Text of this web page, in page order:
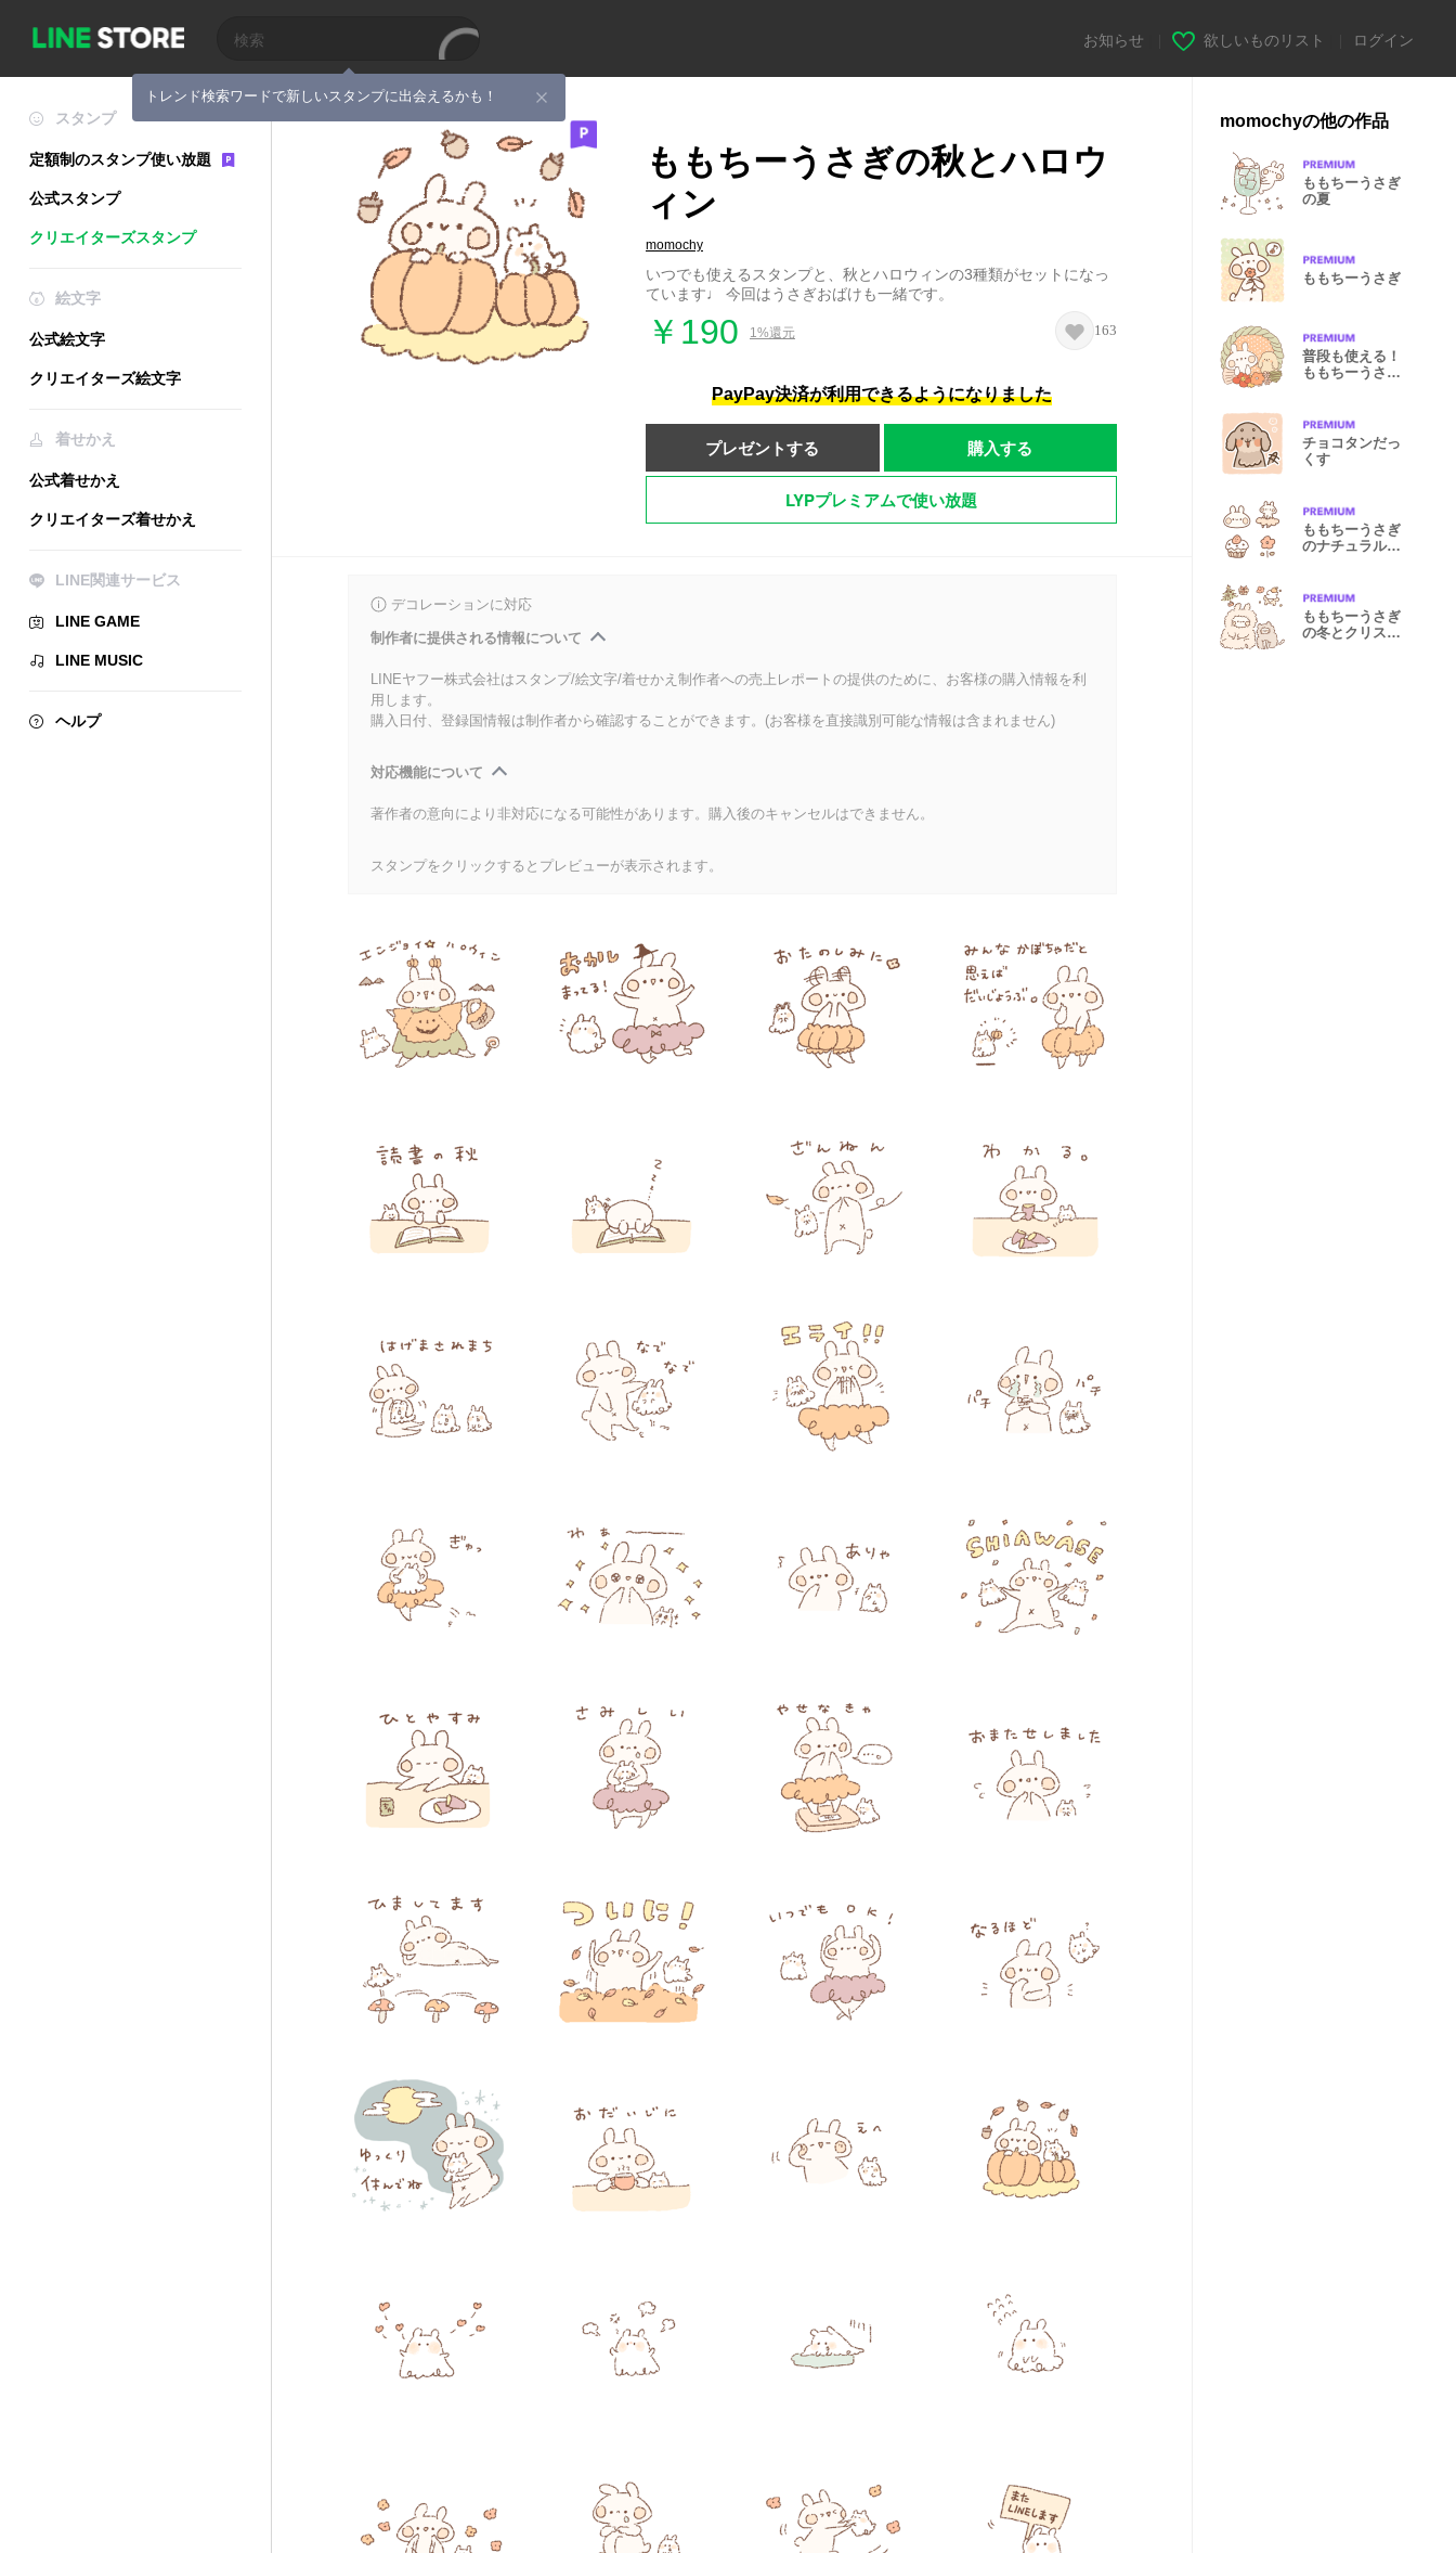
トレンド検索ワードで新しいスタンプに出会えるかも！
お知らせ 欲しいものリスト ログイン
スタンプ
定額制のスタンプ使い放題
公式スタンプ
クリエイターズスタンプ
絵文字
公式絵文字
クリエイターズ絵文字
着せかえ
公式着せかえ
クリエイターズ着せかえ
LINE関連サービス
LINE GAME
LINE MUSIC
ヘルプ
ももちーうさぎの秋とハロウ
ィン
momochy
いつでも使えるスタンプと、秋とハロウィンの3種類がセットになっ
ています♩ 今回はうさぎおばけも一緒です。
￥190 1%還元 163
PayPay決済が利用できるようになりました
プレゼントする 購入する
LYPプレミアムで使い放題
デコレーションに対応
制作者に提供される情報について
LINEヤフー株式会社はスタンプ/絵文字/着せかえ制作者への売上レポートの提供のために、お客様の購入情報を利
用します。
購入日付、登録国情報は制作者から確認することができます。(お客様を直接識別可能な情報は含まれません)
対応機能について
著作者の意向により非対応になる可能性があります。購入後のキャンセルはできません。
スタンプをクリックするとプレビューが表示されます。
momochyの他の作品
ももちーうさぎ
の夏
ももちーうさぎ
普段も使える！
ももちーうさぎ
チョコタンだっ
くす
ももちーうさぎ
のナチュラル絵
ももちーうさぎ
の冬とクリスマ